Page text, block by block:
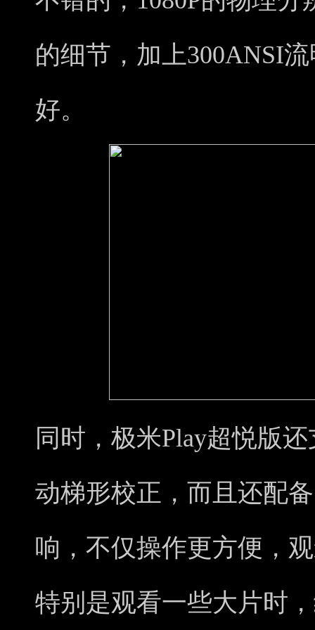
的细节，加上300ANSI
好。
同时，极米Play超悦版
动梯形校正，而且还配
响，不仅操作更方便，
特别是观看一些大片时